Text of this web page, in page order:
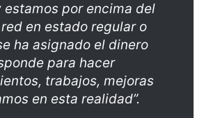
estamos por encima del
en estado regular o
ha asignado el dinero
para hacer
trabajos, mejoras
en esta realidad”.